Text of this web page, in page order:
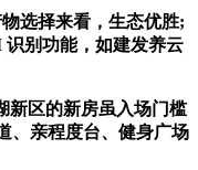
选择来看，生态优胜;
别功能，如建发养云
新区的新房虽入场门槛
、亲程度台、健身广场